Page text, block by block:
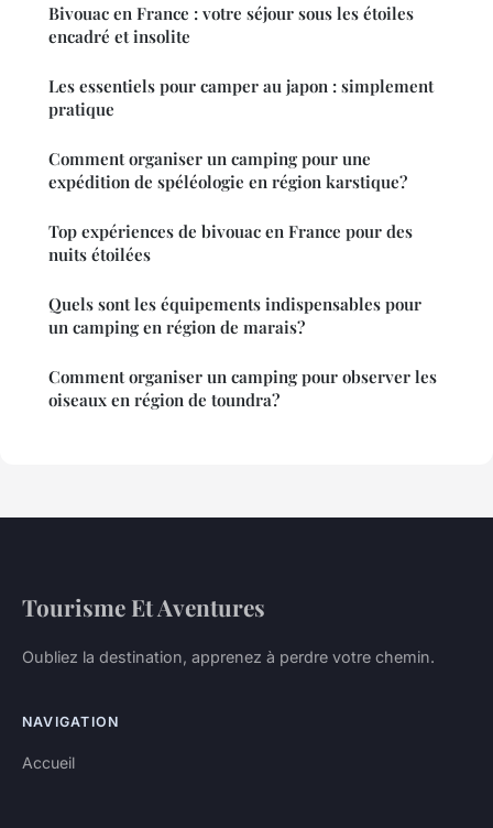
Bivouac en France : votre séjour sous les étoiles
encadré et insolite
Les essentiels pour camper au japon : simplement
pratique
Comment organiser un camping pour une
expédition de spéléologie en région karstique?
Top expériences de bivouac en France pour des
nuits étoilées
Quels sont les équipements indispensables pour
un camping en région de marais?
Comment organiser un camping pour observer les
oiseaux en région de toundra?
Tourisme Et Aventures
Oubliez la destination, apprenez à perdre votre chemin.
NAVIGATION
Accueil